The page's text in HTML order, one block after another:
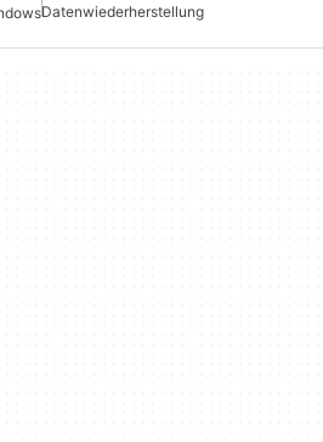
Datenwiederherstellung